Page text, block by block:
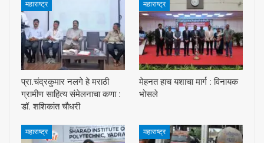
महाराष्ट्र
प्रा.चंद्रकुमार नलगे हे मराठी
ग्रामीण साहित्य संमेलनाचा कणा :
डॉ. शशिकांत चौधरी
महाराष्ट्र
मेहनत हाच यशाचा मार्ग : विनायक
भोसले
महाराष्ट्र महाराष्ट्र